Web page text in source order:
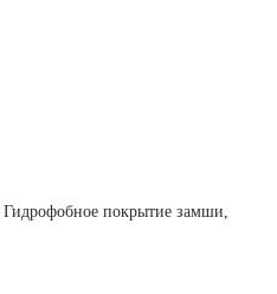
Гидрофобное покрытие замши,